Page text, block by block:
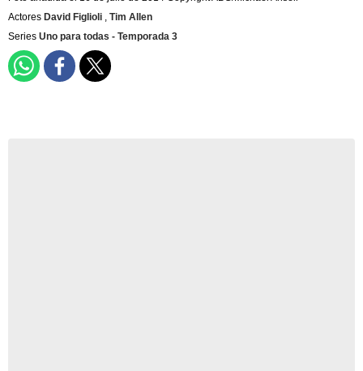
Actores David Figlioli , Tim Allen
Series Uno para todas - Temporada 3